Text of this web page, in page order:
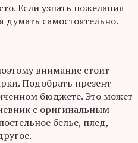
Если узнать пожелания
думать самостоятельно.
внимание стоит
Подобрать презент
бюджете. Это может
с оригинальным
белье, плед,